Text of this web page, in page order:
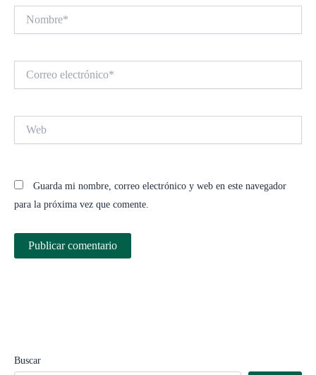
electrónico*
Guarda mi nombre, correo electrónico y web en este navegador
para la próxima vez que comente.
Buscar